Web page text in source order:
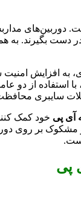
دوربین‌های
دست بگیرند. به
به افزایش امنیت
از دو
سایبری
آی پی خود کمک
بر روی
پی